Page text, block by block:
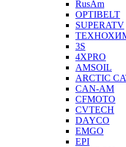
RusAm
OPTIBELT
SUPERATV
3S
4XPRO
AMSOIL
ARCTIC
CAN-AM
CFMOTO
CVTECH
DAYCO
EMGO
EPI